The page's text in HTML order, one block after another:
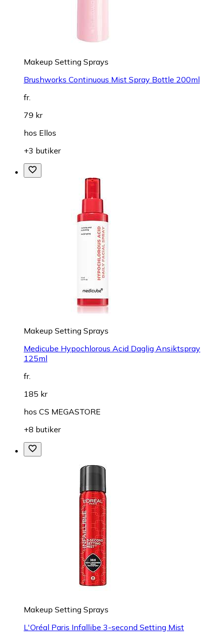
Makeup Setting Sprays
Brushworks Continuous Mist Spray Bottle 200ml
fr.
79 kr
hos Ellos
+3 butiker
Makeup Setting Sprays
Medicube Hypochlorous Acid Daglig Ansiktspray
125ml
fr.
185 kr
hos CS MEGASTORE
+8 butiker
Makeup Setting Sprays
L'Oréal Paris Infallibe 3-second Setting Mist